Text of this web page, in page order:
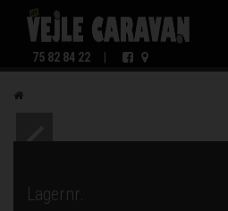
75 82 84 22
Lagernr.